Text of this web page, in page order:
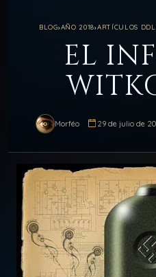
BLOG›AÑO 2018›ARTÍCULOS
EL
Morféo 29 de julio de